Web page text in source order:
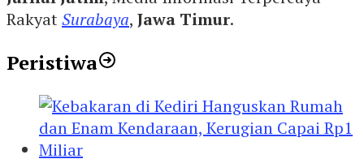
RakyatSurabaya, Jawa Timur.
Peristiwa